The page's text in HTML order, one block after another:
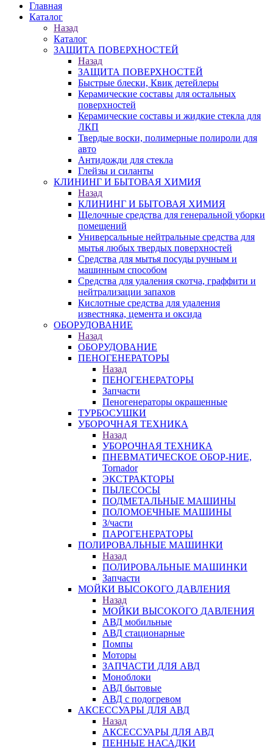
Главная
Каталог
Назад
Каталог
ЗАЩИТА ПОВЕРХНОСТЕЙ
Назад
ЗАЩИТА ПОВЕРХНОСТЕЙ
Быстрые блески, Квик детейлеры
Керамические составы для остальных
поверхностей
Керамические составы и жидкие стекла для
ЛКП
Твердые воски, полимерные полироли для
авто
Антидожди для стекла
Глейзы и силанты
КЛИНИНГ И БЫТОВАЯ ХИМИЯ
Назад
КЛИНИНГ И БЫТОВАЯ ХИМИЯ
Щелочные средства для генеральной уборки
помещений
Универсальные нейтральные средства для
мытья любых твердых поверхностей
Средства для мытья посуды ручным и
машинным способом
Средства для удаления скотча, граффити и
нейтрализации запахов
Кислотные средства для удаления
известняка, цемента и оксида
ОБОРУДОВАНИЕ
Назад
ОБОРУДОВАНИЕ
ПЕНОГЕНЕРАТОРЫ
Назад
ПЕНОГЕНЕРАТОРЫ
Запчасти
Пеногенераторы окрашенные
ТУРБОСУШКИ
УБОРОЧНАЯ ТЕХНИКА
Назад
УБОРОЧНАЯ ТЕХНИКА
ПНЕВМАТИЧЕСКОЕ ОБОР-НИЕ,
Tornador
ЭКСТРАКТОРЫ
ПЫЛЕСОСЫ
ПОДМЕТАЛЬНЫЕ МАШИНЫ
ПОЛОМОЕЧНЫЕ МАШИНЫ
З/части
ПАРОГЕНЕРАТОРЫ
ПОЛИРОВАЛЬНЫЕ МАШИНКИ
Назад
ПОЛИРОВАЛЬНЫЕ МАШИНКИ
Запчасти
МОЙКИ ВЫСОКОГО ДАВЛЕНИЯ
Назад
МОЙКИ ВЫСОКОГО ДАВЛЕНИЯ
АВД мобильные
АВД стационарные
Помпы
Моторы
ЗАПЧАСТИ ДЛЯ АВД
Моноблоки
АВД бытовые
АВД с подогревом
АКСЕССУАРЫ ДЛЯ АВД
Назад
АКСЕССУАРЫ ДЛЯ АВД
ПЕННЫЕ НАСАДКИ